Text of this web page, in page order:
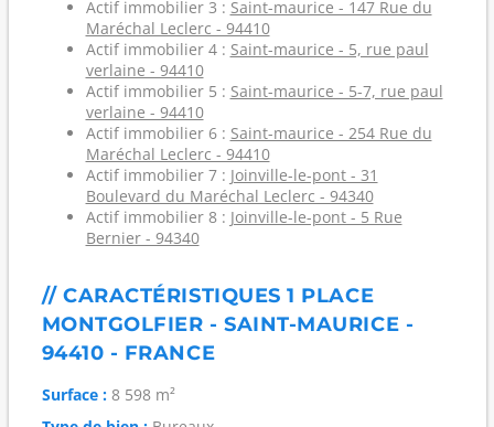
Actif immobilier 3 : Saint-maurice - 147 Rue du
Maréchal Leclerc - 94410
Actif immobilier 4 : Saint-maurice - 5, rue paul
verlaine - 94410
Actif immobilier 5 : Saint-maurice - 5-7, rue paul
verlaine - 94410
Actif immobilier 6 : Saint-maurice - 254 Rue du
Maréchal Leclerc - 94410
Actif immobilier 7 : Joinville-le-pont - 31
Boulevard du Maréchal Leclerc - 94340
Actif immobilier 8 : Joinville-le-pont - 5 Rue
Bernier - 94340
// CARACTÉRISTIQUES 1 PLACE
MONTGOLFIER - SAINT-MAURICE -
94410 - FRANCE
Surface :8 598 m²